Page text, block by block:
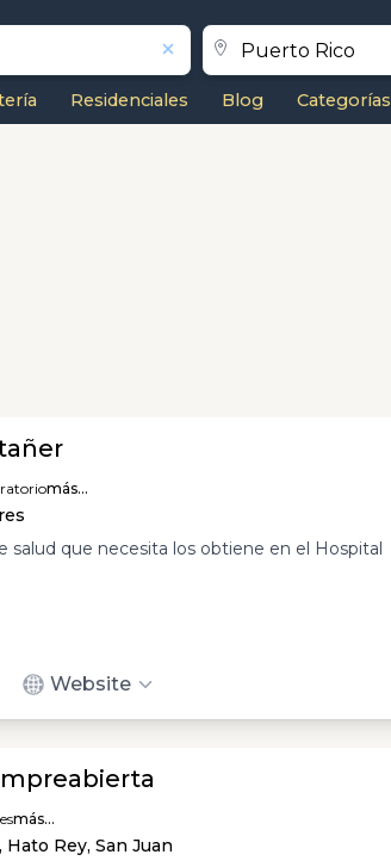
Residenciales Blog Categorías
más...
salud que necesita los obtiene en el Hospital
Website
más...
Rey, San Juan